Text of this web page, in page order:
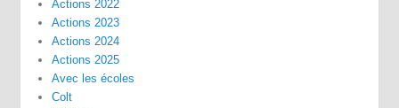
Actions 2022
Actions 2023
Actions 2024
Actions 2025
Avec les écoles
Colt